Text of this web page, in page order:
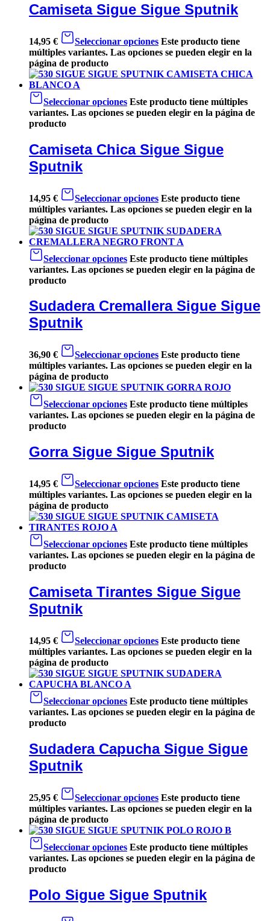
Camiseta Sigue Sigue Sputnik
14,95 € Seleccionar opciones Este producto tiene
múltiples variantes. Las opciones se pueden elegir en la
página de producto
Seleccionar opciones Este producto tiene múltiples
variantes. Las opciones se pueden elegir en la página de
producto
Camiseta Chica Sigue Sigue
Sputnik
14,95 € Seleccionar opciones Este producto tiene
múltiples variantes. Las opciones se pueden elegir en la
página de producto
Seleccionar opciones Este producto tiene múltiples
variantes. Las opciones se pueden elegir en la página de
producto
Sudadera Cremallera Sigue Sigue
Sputnik
36,90 € Seleccionar opciones Este producto tiene
múltiples variantes. Las opciones se pueden elegir en la
página de producto
Seleccionar opciones Este producto tiene múltiples
variantes. Las opciones se pueden elegir en la página de
producto
Gorra Sigue Sigue Sputnik
14,95 € Seleccionar opciones Este producto tiene
múltiples variantes. Las opciones se pueden elegir en la
página de producto
Seleccionar opciones Este producto tiene múltiples
variantes. Las opciones se pueden elegir en la página de
producto
Camiseta Tirantes Sigue Sigue
Sputnik
14,95 € Seleccionar opciones Este producto tiene
múltiples variantes. Las opciones se pueden elegir en la
página de producto
Seleccionar opciones Este producto tiene múltiples
variantes. Las opciones se pueden elegir en la página de
producto
Sudadera Capucha Sigue Sigue
Sputnik
25,95 € Seleccionar opciones Este producto tiene
múltiples variantes. Las opciones se pueden elegir en la
página de producto
Seleccionar opciones Este producto tiene múltiples
variantes. Las opciones se pueden elegir en la página de
producto
Polo Sigue Sigue Sputnik